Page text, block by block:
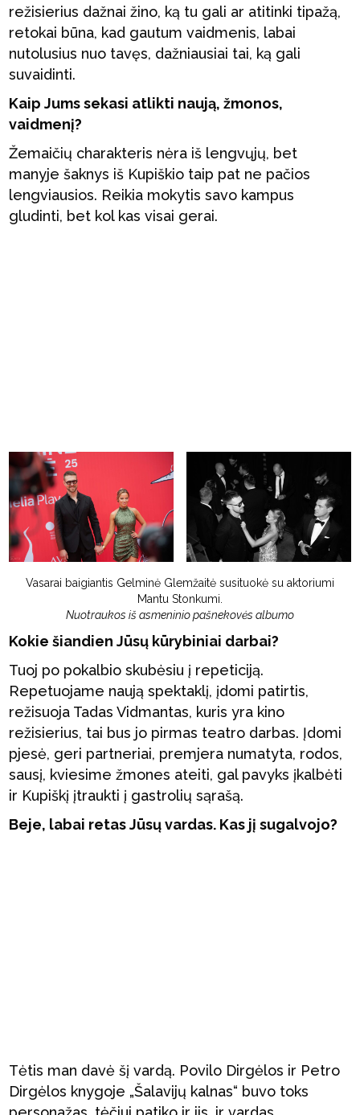
režisierius dažnai žino, ką tu gali ar atitinki tipažą,
retokai būna, kad gautum vaidmenis, labai
nutolusius nuo tavęs, dažniausiai tai, ką gali
suvaidinti.
Kaip Jums sekasi atlikti naują, žmonos,
vaidmenį?
Žemaičių charakteris nėra iš lengvųjų, bet
manyje šaknys iš Kupiškio taip pat ne pačios
lengviausios. Reikia mokytis savo kampus
gludinti, bet kol kas visai gerai.
Vasarai baigiantis Gelminė Glemžaitė susituokė su aktoriumi
Mantu Stonkumi.
Nuotraukos iš asmeninio pašnekovės albumo
Kokie šiandien Jūsų kūrybiniai darbai?
Tuoj po pokalbio skubėsiu į repeticiją.
Repetuojame naują spektaklį, įdomi patirtis,
režisuoja Tadas Vidmantas, kuris yra kino
režisierius, tai bus jo pirmas teatro darbas. Įdomi
pjesė, geri partneriai, premjera numatyta, rodos,
sausį, kviesime žmones ateiti, gal pavyks įkalbėti
ir Kupiškį įtraukti į gastrolių sąrašą.
Beje, labai retas Jūsų vardas. Kas jį sugalvojo?
Tėtis man davė šį vardą. Povilo Dirgėlos ir Petro
Dirgėlos knygoje „Šalavijų kalnas“ buvo toks